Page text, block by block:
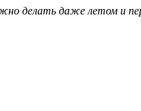
делать даже летом и